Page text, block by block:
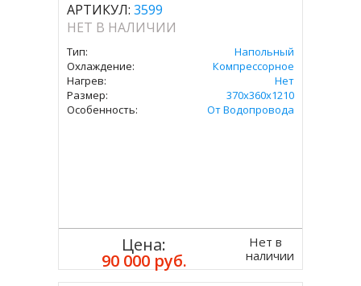
АРТИКУЛ: 3599
НЕТ В НАЛИЧИИ
Тип:
Напольный
Охлаждение:
Компрессорное
Нагрев:
Нет
Размер:
370х360х1210
Особенность:
От Водопровода
Цена:
90 000 руб.
Нет в
наличии